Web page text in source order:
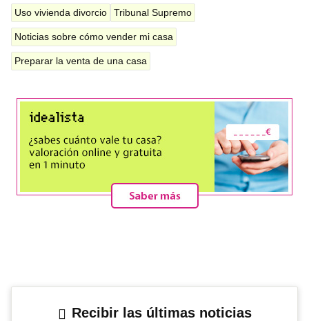
Uso vivienda divorcio Tribunal Supremo
Noticias sobre cómo vender mi casa
Preparar la venta de una casa
Recibir las últimas noticias